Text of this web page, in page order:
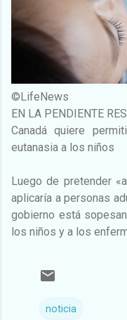
©LifeNews
EN LA PENDIENTE
Canadá quiere
eutanasia a los niños
Luego de pretender
aplicaría a personas
gobierno está
los niños y a los
noticia